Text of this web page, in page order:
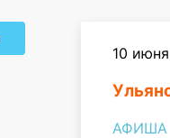
10
АФИША